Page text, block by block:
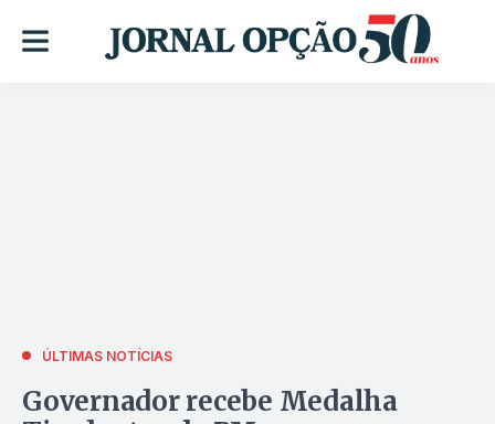
ÚLTIMAS NOTÍCIAS
Governador recebe Medalha